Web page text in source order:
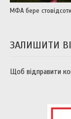
МФА бере
ЗАЛИШИТИ
Щоб відправити